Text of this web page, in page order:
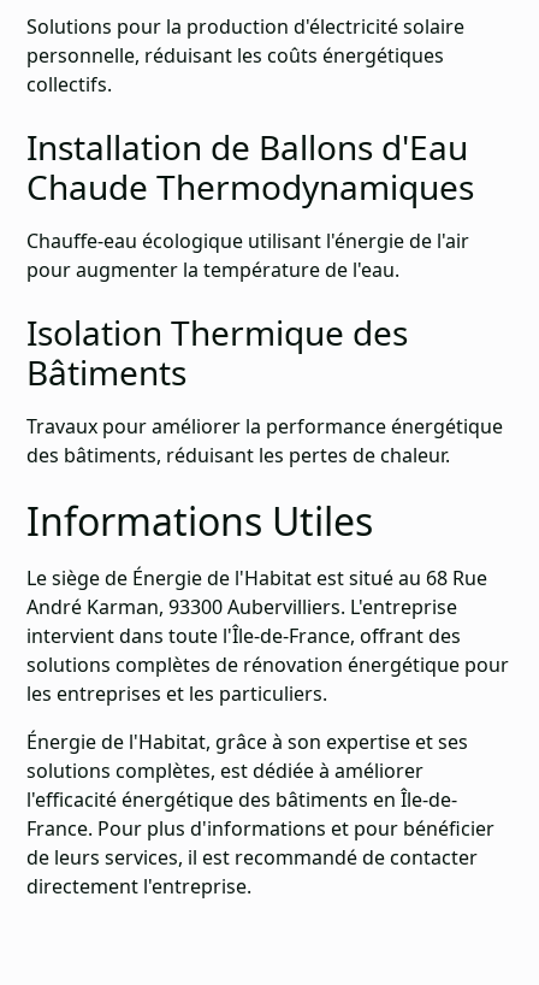
Solutions pour la production d'électricité solaire
personnelle, réduisant les coûts énergétiques
collectifs.
Installation de Ballons d'Eau
Chaude Thermodynamiques
Chauffe-eau écologique utilisant l'énergie de l'air
pour augmenter la température de l'eau.
Isolation Thermique des
Bâtiments
Travaux pour améliorer la performance énergétique
des bâtiments, réduisant les pertes de chaleur.
Informations Utiles
Le siège de Énergie de l'Habitat est situé au 68 Rue
André Karman, 93300 Aubervilliers. L'entreprise
intervient dans toute l'Île-de-France, offrant des
solutions complètes de rénovation énergétique pour
les entreprises et les particuliers.
Énergie de l'Habitat, grâce à son expertise et ses
solutions complètes, est dédiée à améliorer
l'efficacité énergétique des bâtiments en Île-de-
France. Pour plus d'informations et pour bénéficier
de leurs services, il est recommandé de contacter
directement l'entreprise.